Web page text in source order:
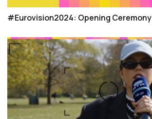
#Eurovision2024: Opening Ceremony